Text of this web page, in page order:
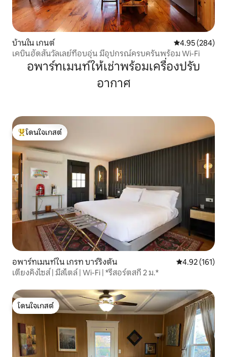
บ้านใน เกนต์ คะแนนเฉลี่ย
4.95 (284)
เคบินฮัดสันวัลเลย์ที่อบอุ่น มีอุปกรณ์ครบครันพร้อม Wi-Fi
อพาร์ทเมนท์ให้เช่าพร้อมเครื่องปรับ
อากาศ
โดนใจเกสต์ที่สุด
โดนใจเกสต์
อพาร์ทเมนท์ใน เกรท บาร์ริงตัน คะแนนเฉลี่ย
4.92 (161)
เตียงคิงไซส์ | มีสไตล์ | Wi-Fi | *รีสอร์ตสกี 2 ม.*
โดนใจเกสต์
โดนใจเกสต์